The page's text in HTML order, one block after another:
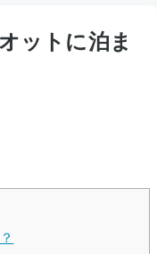
ットに泊ま